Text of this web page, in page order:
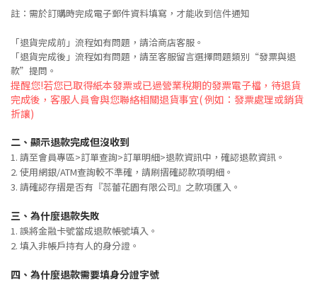
註：需於訂購時完成電子郵件資料填寫，才能收到信件通知
「退貨完成前」流程如有問題，請洽商店客服。
「退貨完成後」流程如有問題，請至客服留言選擇問題類別“發票與退
款”提問。
提醒您!若您已取得紙本發票或已過營業稅期的發票電子檔，待退貨
完成後，客服人員會與您聯絡相關退貨事宜( 例如：發票處理或銷貨
折讓)
二、 顯示退款完成但沒收到
1. 請至會員專區>訂單查詢>訂單明細>退款資訊中，確認退款資訊。
2. 使用網銀/ATM查詢較不準確，請刷摺確認款項明細。
3. 請確認存摺是否有『蕊蕾花園有限公司』之款項匯入。
三、 為什麼退款失敗
1. 誤將金融卡號當成退款帳號填入。
2. 填入非帳戶持有人的身分證。
四、 為什麼退款需要填身分證字號